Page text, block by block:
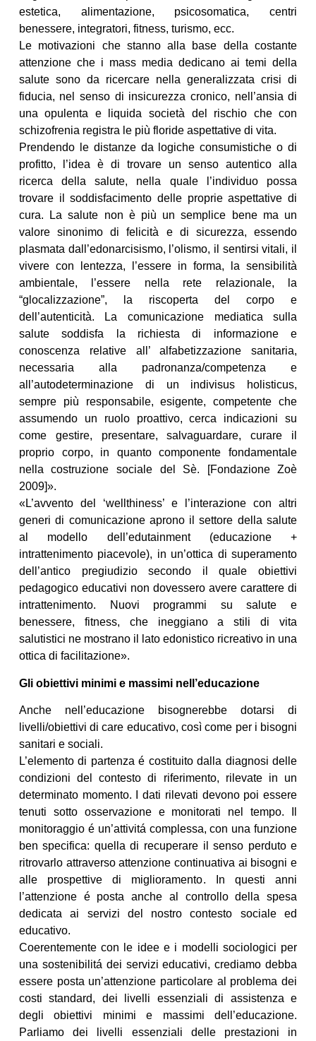
estetica, alimentazione, psicosomatica, centri
benessere, integratori, fitness, turismo, ecc.
Le motivazioni che stanno alla base della costante
attenzione che i mass media dedicano ai temi della
salute sono da ricercare nella generalizzata crisi di
fiducia, nel senso di insicurezza cronico, nell’ansia di
una opulenta e liquida società del rischio che con
schizofrenia registra le più floride aspettative di vita.
Prendendo le distanze da logiche consumistiche o di
profitto, l’idea è di trovare un senso autentico alla
ricerca della salute, nella quale l’individuo possa
trovare il soddisfacimento delle proprie aspettative di
cura. La salute non è più un semplice bene ma un
valore sinonimo di felicità e di sicurezza, essendo
plasmata dall’edonarcisismo, l’olismo, il sentirsi vitali, il
vivere con lentezza, l’essere in forma, la sensibilità
ambientale, l’essere nella rete relazionale, la
“glocalizzazione”, la riscoperta del corpo e
dell’autenticità. La comunicazione mediatica sulla
salute soddisfa la richiesta di informazione e
conoscenza relative all’ alfabetizzazione sanitaria,
necessaria alla padronanza/competenza e
all’autodeterminazione di un indivisus holisticus,
sempre più responsabile, esigente, competente che
assumendo un ruolo proattivo, cerca indicazioni su
come gestire, presentare, salvaguardare, curare il
proprio corpo, in quanto componente fondamentale
nella costruzione sociale del Sè. [Fondazione Zoè
2009]».
«L’avvento del ‘wellthiness’ e l’interazione con altri
generi di comunicazione aprono il settore della salute
al modello dell’edutainment (educazione +
intrattenimento piacevole), in un’ottica di superamento
dell’antico pregiudizio secondo il quale obiettivi
pedagogico educativi non dovessero avere carattere di
intrattenimento. Nuovi programmi su salute e
benessere, fitness, che ineggiano a stili di vita
salutistici ne mostrano il lato edonistico ricreativo in una
ottica di facilitazione».
Gli obiettivi minimi e massimi nell’educazione
Anche nell’educazione bisognerebbe dotarsi di
livelli/obiettivi di care educativo, così come per i bisogni
sanitari e sociali.
L’elemento di partenza é costituito dalla diagnosi delle
condizioni del contesto di riferimento, rilevate in un
determinato momento. I dati rilevati devono poi essere
tenuti sotto osservazione e monitorati nel tempo. Il
monitoraggio é un’attivitá complessa, con una funzione
ben specifica: quella di recuperare il senso perduto e
ritrovarlo attraverso attenzione continuativa ai bisogni e
alle prospettive di miglioramento. In questi anni
l’attenzione é posta anche al controllo della spesa
dedicata ai servizi del nostro contesto sociale ed
educativo.
Coerentemente con le idee e i modelli sociologici per
una sostenibilitá dei servizi educativi, crediamo debba
essere posta un’attenzione particolare al problema dei
costi standard, dei livelli essenziali di assistenza e
degli obiettivi minimi e massimi dell’educazione.
Parliamo dei livelli essenziali delle prestazioni in